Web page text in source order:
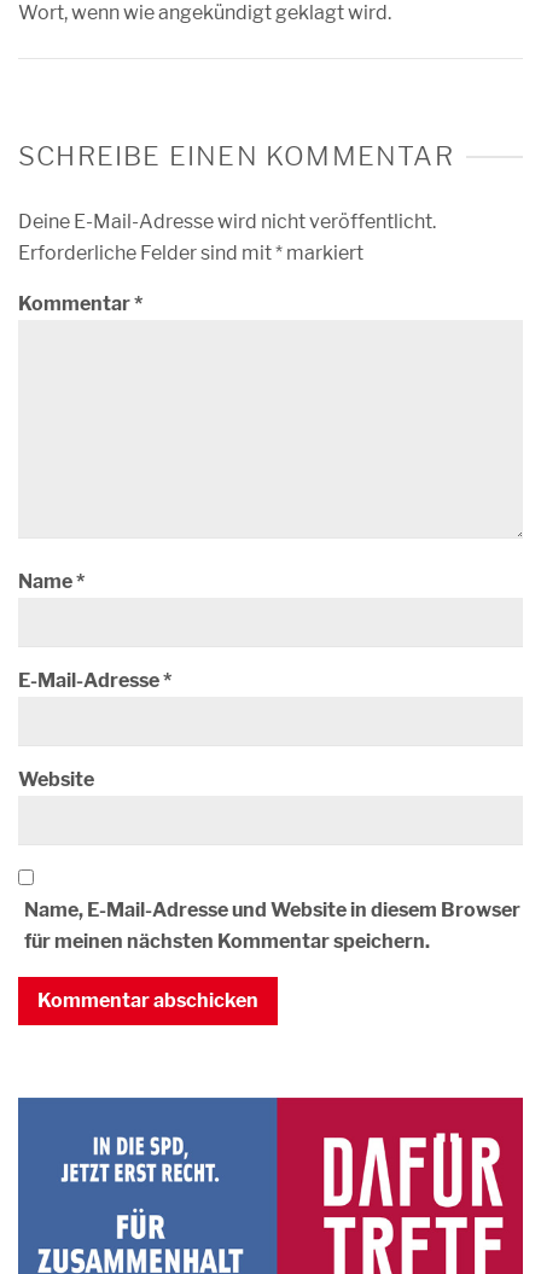
Wort, wenn wie angekündigt geklagt wird.
SCHREIBE EINEN KOMMENTAR
Deine E-Mail-Adresse wird nicht veröffentlicht.
Erforderliche Felder sind mit* markiert
Kommentar*
Name*
E-Mail-Adresse*
Website
Name, E-Mail-Adresse und Website in diesem Browser
für meinen nächsten Kommentar speichern.